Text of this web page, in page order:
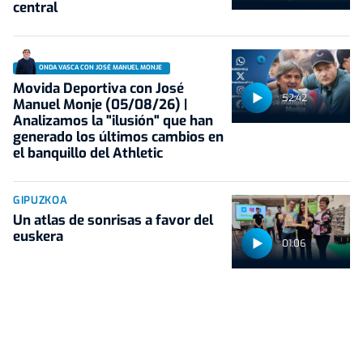
central
52:42
ONDA VASCA CON JOSÉ MANUEL MONJE
Movida Deportiva con José
Manuel Monje (05/08/26) |
Analizamos la "ilusión" que han
generado los últimos cambios en
el banquillo del Athletic
01:06
GIPUZKOA
Un atlas de sonrisas a favor del
euskera